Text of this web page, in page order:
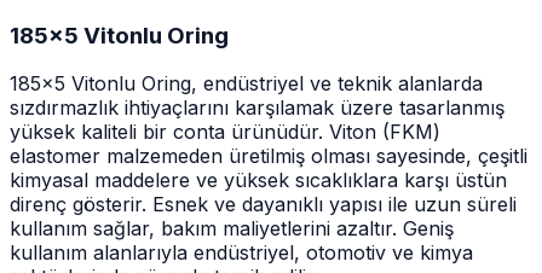
185x5 Vitonlu Oring
185x5 Vitonlu Oring, endüstriyel ve teknik alanlarda
sızdırmazlık ihtiyaçlarını karşılamak üzere tasarlanmış
yüksek kaliteli bir conta ürünüdür. Viton (FKM)
elastomer malzemeden üretilmiş olması sayesinde, çeşitli
kimyasal maddelere ve yüksek sıcaklıklara karşı üstün
direnç gösterir. Esnek ve dayanıklı yapısı ile uzun süreli
kullanım sağlar, bakım maliyetlerini azaltır. Geniş
kullanım alanlarıyla endüstriyel, otomotiv ve kimya